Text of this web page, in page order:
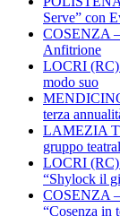
Serve” con
COSENZA –
Anfitrione
LOCRI (RC)
modo suo
terza
LAMEZIA
gruppo
LOCRI (RC)
“Shylock il
COSENZA
“Cosenza in